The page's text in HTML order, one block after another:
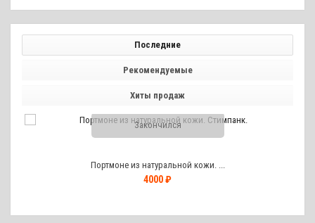
Последние
Рекомендуемые
Хиты продаж
Закончился
Портмоне из натуральной кожи. ...
4000 ₽